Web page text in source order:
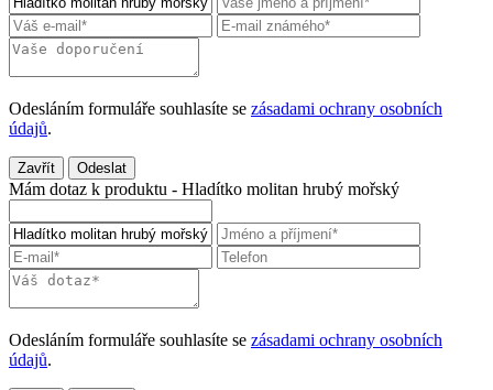
Odesláním formuláře souhlasíte se zásadami ochrany osobních
údajů.
Zavřít Odeslat
Mám dotaz k produktu - Hladítko molitan hrubý mořský
Odesláním formuláře souhlasíte se zásadami ochrany osobních
údajů.